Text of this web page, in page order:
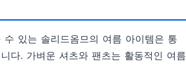
있는 솔리드옴므의 여름 아이템은 통
다. 가벼운 셔츠와 팬츠는 활동적인 여름